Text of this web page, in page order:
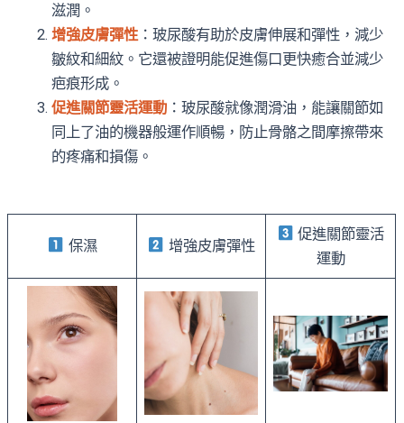
滋潤。
增強皮膚彈性 ：玻尿酸有助於皮膚伸展和彈性，減少
皺紋和細紋。它還被證明能促進傷口更快癒合並減少
疤痕形成。
促進關節靈活運動 ：玻尿酸就像潤滑油，能讓關節如
同上了油的機器般運作順暢，防止骨骼之間摩擦帶來
的疼痛和損傷。
保濕 增強皮膚彈性
促進關節靈活
運動